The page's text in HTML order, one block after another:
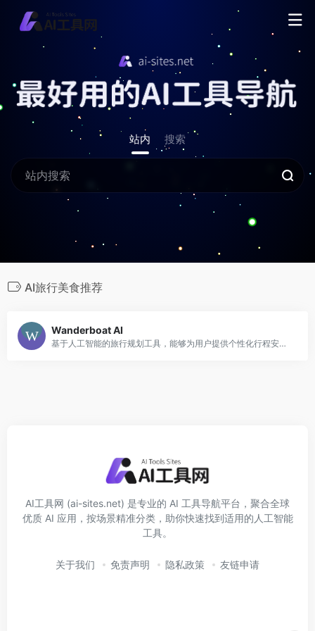
站内 搜索
AI旅行美食推荐
Wanderboat AI
基于人工智能的旅行规划工具，能够为用户提供个性化行程安排、住宿推荐以及本地美食和活动信息，助力用户轻松高效规划理想旅行。
AI工具网 (ai-sites.net) 是专业的 AI 工具导航平台，聚合全球
优质 AI 应用，按场景精准分类，助你快速找到适用的人工智能
工具。
关于我们 免责声明 隐私政策 友链申请